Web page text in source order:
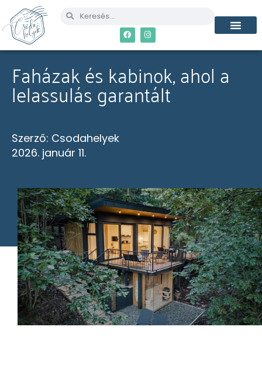
Faházak és kabinok, ahol a
lelassulás garantált
Szerző: Csodahelyek
2026. január 11.